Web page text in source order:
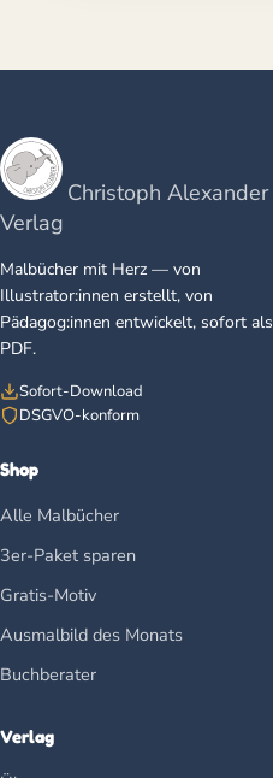
Christoph Alexander
Verlag
Malbücher mit Herz — von
Illustrator:innen erstellt, von
Pädagog:innen entwickelt, sofort als
PDF.
Sofort-Download
DSGVO-konform
Shop
Alle Malbücher
3er-Paket sparen
Gratis-Motiv
Ausmalbild des Monats
Buchberater
Verlag